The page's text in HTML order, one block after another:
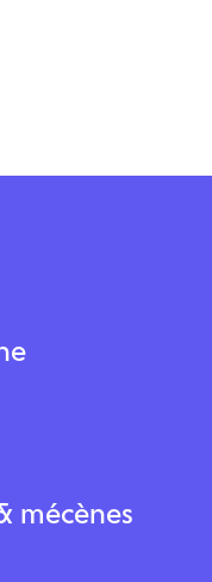
mécènes